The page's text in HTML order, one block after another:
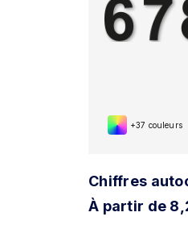
+37 couleurs
Chiffres
À partir de